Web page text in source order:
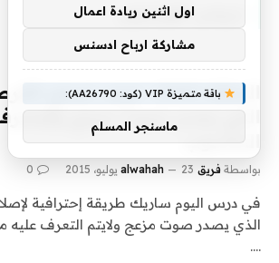
دروس الهاردوير
الحلقة 1060 : كيف
الذي يصدر صوت مزعج
الحاسوب
بواسطة فريق alwahah 23 يوليو، 2015 0
في درس اليوم ساريك طريقة إحترافية
الذي يصدر صوت مزعج ولايتم التعرف
.…
اول اثنين ريادة اعمال
مشاركة ارباح ادسنس
باقة متميزة VIP (كود: AA26790):
ماسنجر المسلم